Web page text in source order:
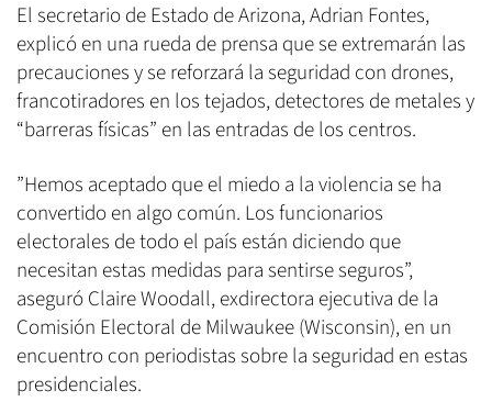
El secretario de Estado de Arizona, Adrian Fontes,
explicó en una rueda de prensa que se extremarán las
precauciones y se reforzará la seguridad con drones,
francotiradores en los tejados, detectores de metales y
“barreras físicas” en las entradas de los centros.
”Hemos aceptado que el miedo a la violencia se ha
convertido en algo común. Los funcionarios
electorales de todo el país están diciendo que
necesitan estas medidas para sentirse seguros”,
aseguró Claire Woodall, exdirectora ejecutiva de la
Comisión Electoral de Milwaukee (Wisconsin), en un
encuentro con periodistas sobre la seguridad en estas
presidenciales.